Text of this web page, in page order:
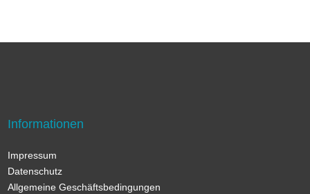
Informationen
Impressum
Datenschutz
Allgemeine Geschäftsbedingungen